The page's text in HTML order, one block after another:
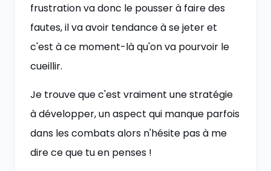
frustration va donc le pousser à faire des
fautes, il va avoir tendance à se jeter et
c'est à ce moment-là qu'on va pourvoir le
cueillir.
Je trouve que c'est vraiment une stratégie
à développer, un aspect qui manque parfois
dans les combats alors n'hésite pas à me
dire ce que tu en penses !